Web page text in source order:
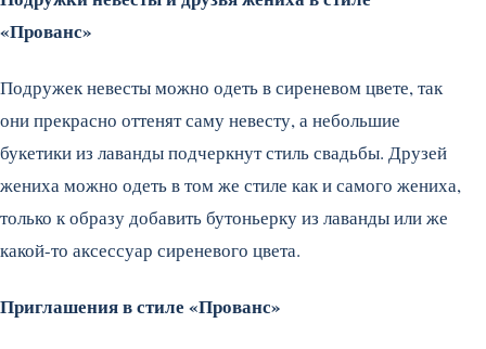
«Прованс»
Подружек невесты можно одеть в сиреневом цвете, так
они прекрасно оттенят саму невесту, а небольшие
букетики из лаванды подчеркнут стиль свадьбы. Друзей
жениха можно одеть в том же стиле как и самого жениха,
только к образу добавить бутоньерку из лаванды или же
какой-то аксессуар сиреневого цвета.
Приглашения в стиле «Прованс»